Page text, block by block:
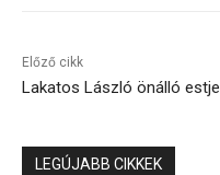
Előző cikk
Lakatos László önálló estje
LEGÚJABB CIKKEK